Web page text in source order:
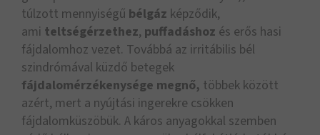
túlzott mennyiségű bélgáz képződik,
ami teltségérzethez, puffadáshoz és erős hasi
fájdalomhoz vezet. Továbbá az irritábilis bél
szindrómával küzdő betegek
fájdalomérzékenysége megnő, többek között
azért, mert a nyújtási ingerekre csökken
fájdalomküszöbük. A káros anyagokkal szemben